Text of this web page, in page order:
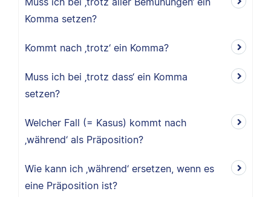
Komma setzen?
Kommt nach ‚trotz‘ ein Komma?
Muss ich bei ‚trotz dass‘ ein Komma
setzen?
Welcher Fall (= Kasus) kommt nach
‚während‘ als Präposition?
Wie kann ich ‚während‘ ersetzen, wenn es
eine Präposition ist?